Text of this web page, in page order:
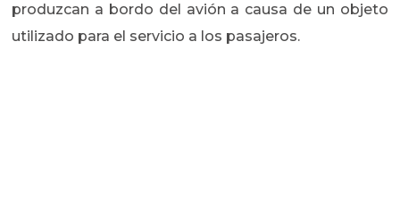
produzcan a bordo del avión a causa de un objeto
utilizado para el servicio a los pasajeros.